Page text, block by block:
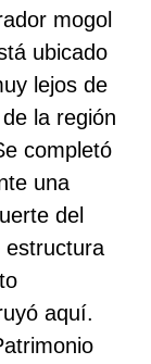
mogol
ubicado
lejos de
la región
completó
una
del
estructura
aquí.